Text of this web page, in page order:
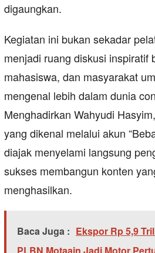
digaungkan.
Kegiatan ini bukan sekadar
menjadi ruang diskusi inspiratif
mahasiswa, dan masyarakat
mengenal lebih dalam dunia
Menghadirkan Wahyudi
yang dikenal melalui akun
diajak menyelami langsung
sukses membangun konten
menghasilkan.
Baca Juga : Ekspor Rp 5,9